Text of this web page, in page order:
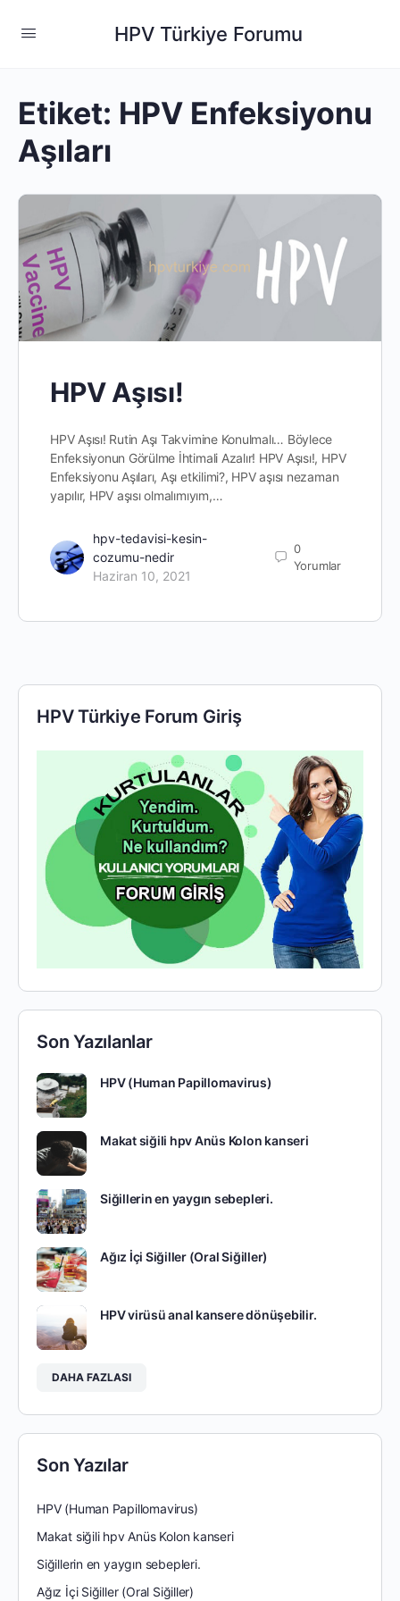
HPV Türkiye Forumu
Etiket: HPV Enfeksiyonu
Aşıları
HPV Aşısı!
HPV Aşısı! Rutin Aşı Takvimine Konulmalı… Böylece
Enfeksiyonun Görülme İhtimali Azalır! HPV Aşısı!, HPV
Enfeksiyonu Aşıları, Aşı etkilimi?, HPV aşısı nezaman
yapılır, HPV aşısı olmalımıyım,…
hpv-tedavisi-kesin-
cozumu-nedir
Haziran 10, 2021
0
Yorumlar
HPV Türkiye Forum Giriş
Son Yazılanlar
HPV (Human Papillomavirus)
Makat siğili hpv Anüs Kolon kanseri
Siğillerin en yaygın sebepleri.
Ağız İçi Siğiller (Oral Siğiller)
HPV virüsü anal kansere dönüşebilir.
DAHA FAZLASI
Son Yazılar
HPV (Human Papillomavirus)
Makat siğili hpv Anüs Kolon kanseri
Siğillerin en yaygın sebepleri.
Ağız İçi Siğiller (Oral Siğiller)